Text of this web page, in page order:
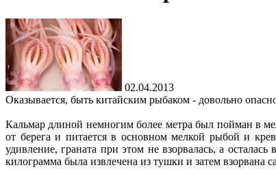
02.04.2013
Оказывается, быть китайским рыбаком - довольно
Кальмар длиной немногим более метра был пойман в
от берега и питается в основном мелкой рыбой и
удивление, граната при этом не взорвалась, а
килограмма была извлечена из тушки и затем взорвана